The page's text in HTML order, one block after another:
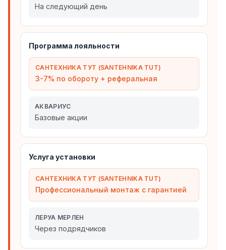
На следующий день
Программа лояльности
САНТЕХНИКА ТУТ (SANTEHNIKA TUT)
3-7% по обороту + реферальная
АКВАРИУС
Базовые акции
Услуга установки
САНТЕХНИКА ТУТ (SANTEHNIKA TUT)
Профессиональный монтаж с гарантией
ЛЕРУА МЕРЛЕН
Через подрядчиков